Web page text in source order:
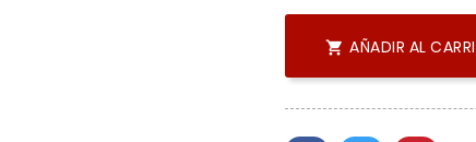
 AÑADIR AL